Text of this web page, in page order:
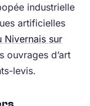
industrielle
artificielles
Nivernais sur
ouvrages d’art
levis.